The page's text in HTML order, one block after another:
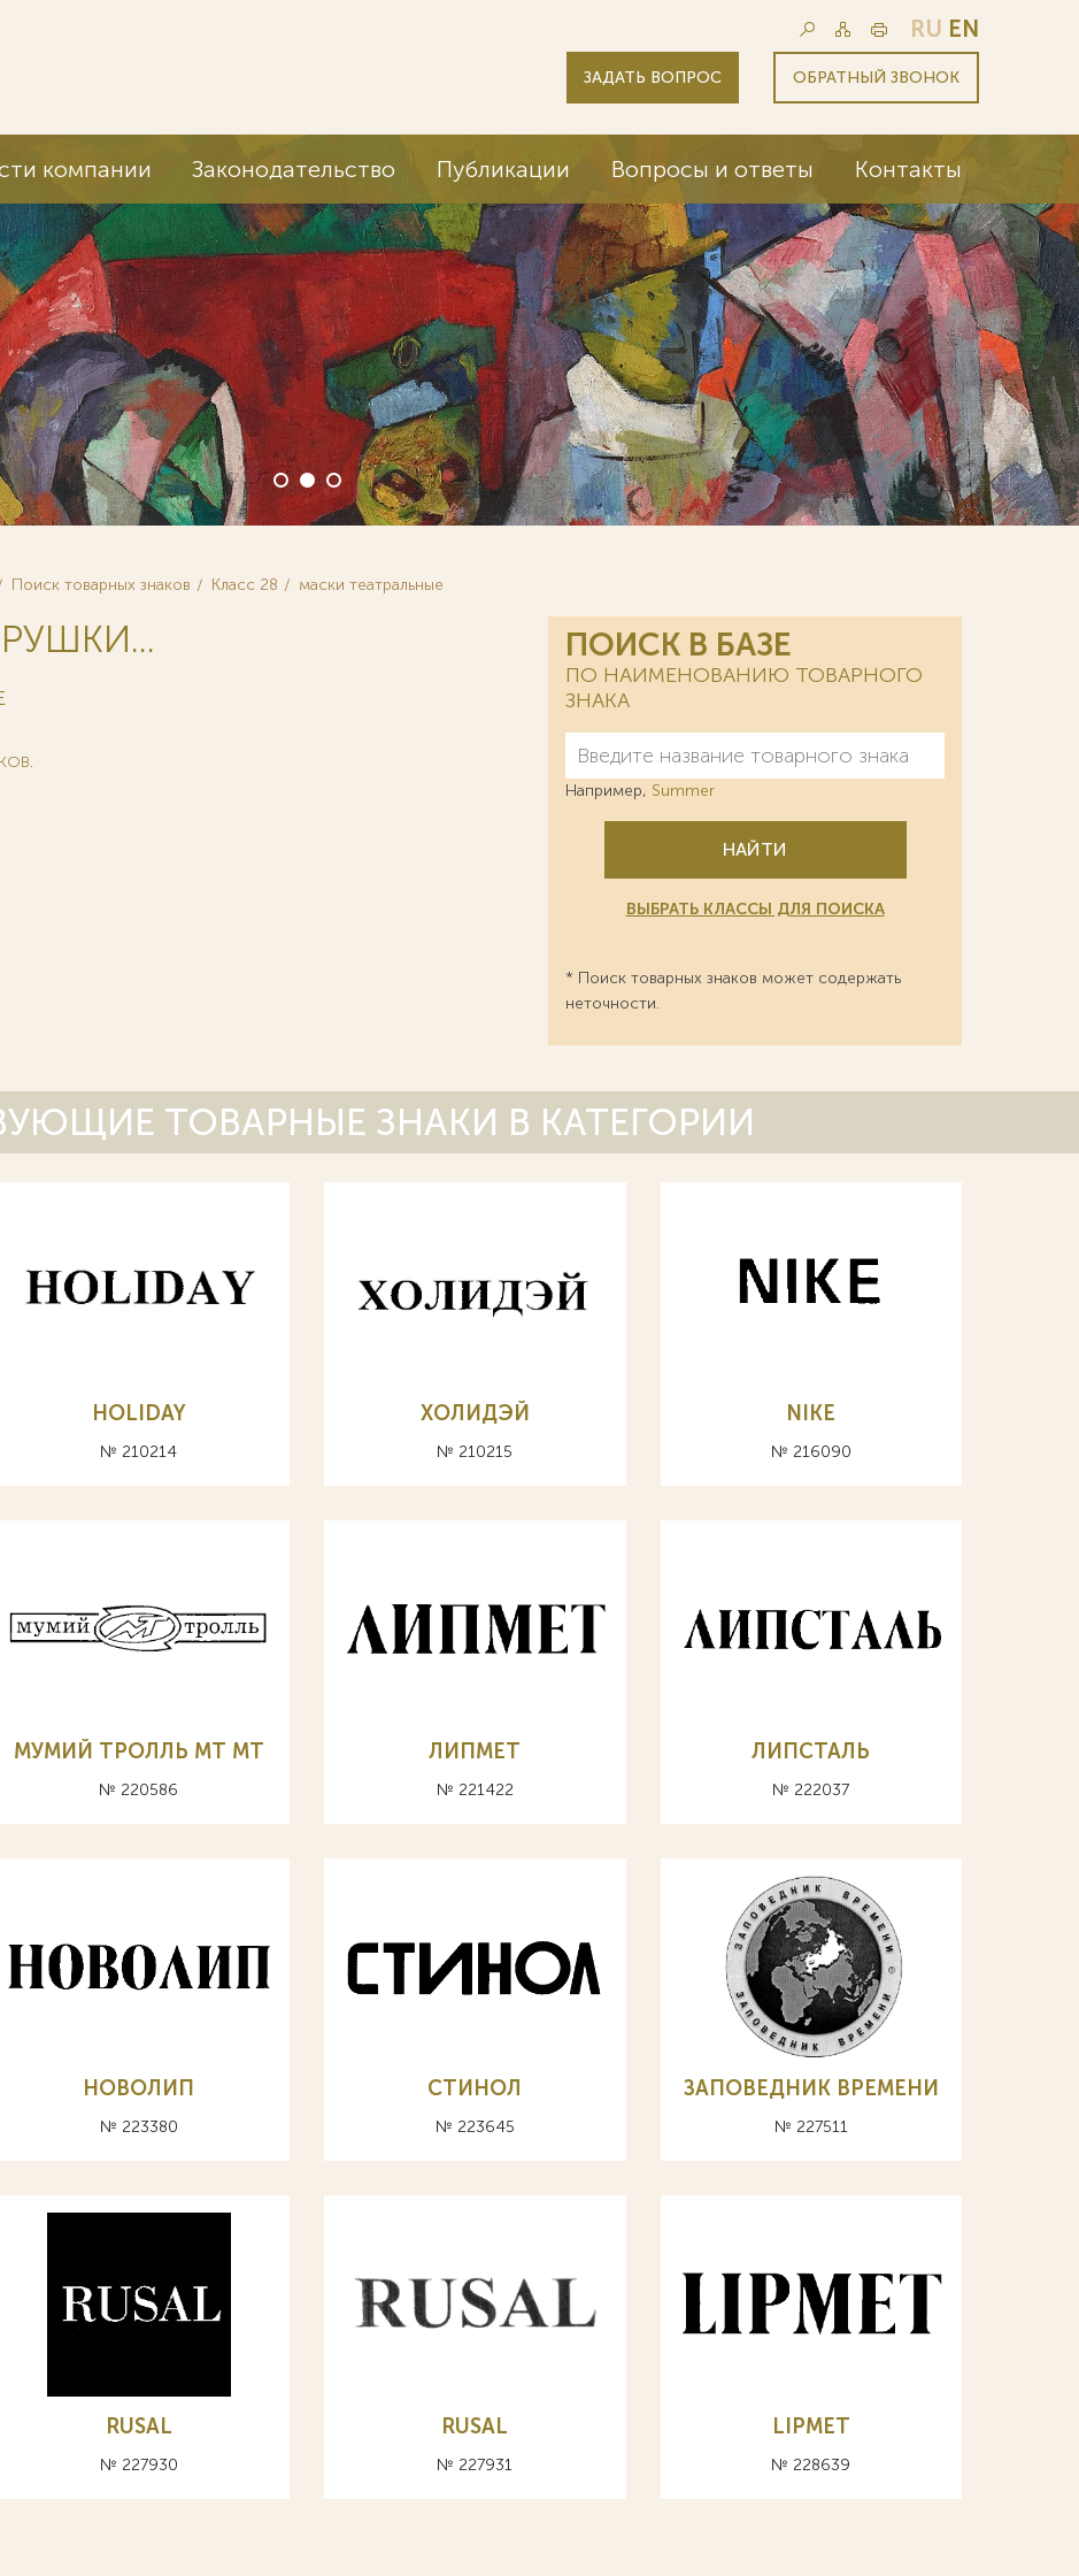
RU EN
ЗАДАТЬ ВОПРОС ОБРАТНЫЙ ЗВОНОК
компании Законодательство Публикации Вопросы и ответы Контакты
Мы ведем
Поиск товарных знаков Класс 28 маски театральные
.
ПОИСК В БАЗЕ
ПО НАИМЕНОВАНИЮ ТОВАРНОГО
ЗНАКА
Например, Summer
НАЙТИ
ВЫБРАТЬ КЛАССЫ ДЛЯ ПОИСКА
* Поиск товарных знаков может содержать
неточности.
ТОВАРНЫЕ ЗНАКИ В КАТЕГОРИИ
HOLIDAY
№ 210214
ХОЛИДЭЙ
№ 210215
NIKE
№ 216090
МУМИЙ ТРОЛЛЬ МТ MT
№ 220586
ЛИПМЕТ
№ 221422
ЛИПСТАЛЬ
№ 222037
НОВОЛИП
№ 223380
СТИНОЛ
№ 223645
ЗАПОВЕДНИК ВРЕМЕНИ
№ 227511
RUSAL
№ 227930
RUSAL
№ 227931
LIPMET
№ 228639